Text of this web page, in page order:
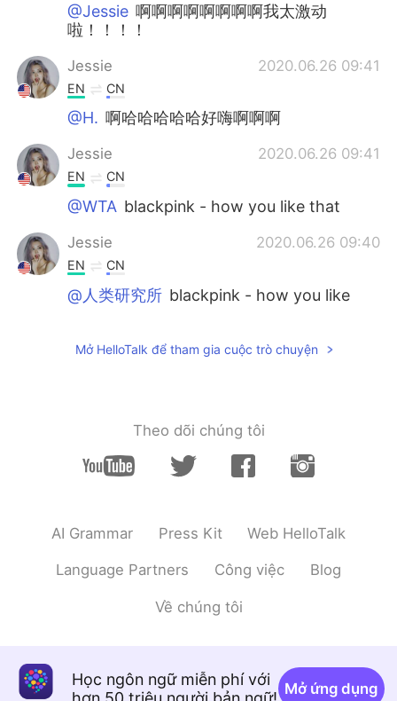
@Jessie 啊啊啊啊啊啊啊啊我太激动
啦！！！！
Jessie 2020.06.26 09:41
EN CN
@H. 啊哈哈哈哈哈好嗨啊啊啊
Jessie 2020.06.26 09:41
EN CN
@WTA blackpink - how you like that
Jessie 2020.06.26 09:40
EN CN
@人类研究所 blackpink - how you like
H. 2020.06.26 09:37
2020.06.26 09:36
CN EN
WTA 2020.06.26 09:30
什么歌啊
Mở HelloTalk để tham gia cuộc trò chuyện
Theo dõi chúng tôi
AI Grammar Press Kit Web HelloTalk
Language Partners Công việc Blog
Về chúng tôi
Học ngôn ngữ miễn phí với
Mở ứng dụng